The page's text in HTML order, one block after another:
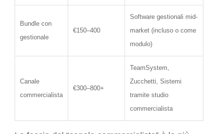
Bundle con
gestionale
€150–400
Software gestionali mid-
market (incluso o come
modulo)
Canale
commercialista
€300–800+
TeamSystem,
Zucchetti, Sistemi
tramite studio
commercialista